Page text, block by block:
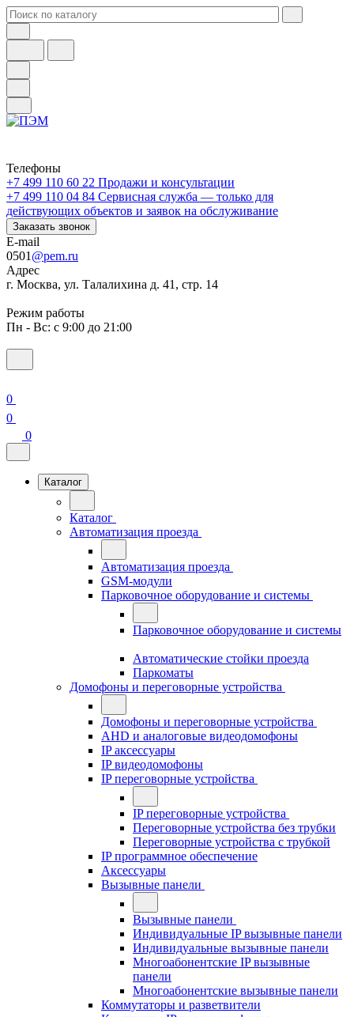
Телефоны
+7 499 110 60 22 Продажи и консультации
+7 499 110 04 84 Сервисная служба — только для
действующих объектов и заявок на обслуживание
Заказать звонок
E-mail
0501 @pem.ru
Адрес
г. Москва, ул. Талалихина д. 41, стр. 14
Режим работы
Пн - Вс: с 9:00 до 21:00
0
0
0
Каталог
Каталог
Автоматизация проезда
Автоматизация проезда
GSM-модули
Парковочное оборудование и системы
Парковочное оборудование и системы
Автоматические стойки проезда
Паркоматы
Домофоны и переговорные устройства
Домофоны и переговорные устройства
AHD и аналоговые видеодомофоны
IP аксессуары
IP видеодомофоны
IP переговорные устройства
IP переговорные устройства
Переговорные устройства без трубки
Переговорные устройства с трубкой
IP программное обеспечение
Аксессуары
Вызывные панели
Вызывные панели
Индивидуальные IP вызывные панели
Индивидуальные вызывные панели
Многоабонентские IP вызывные
панели
Многоабонентские вызывные панели
Коммутаторы и разветвители